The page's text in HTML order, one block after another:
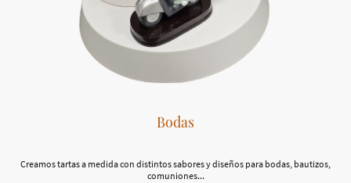
Bodas
Creamos tartas a medida con distintos sabores y diseños para bodas, bautizos,
comuniones...